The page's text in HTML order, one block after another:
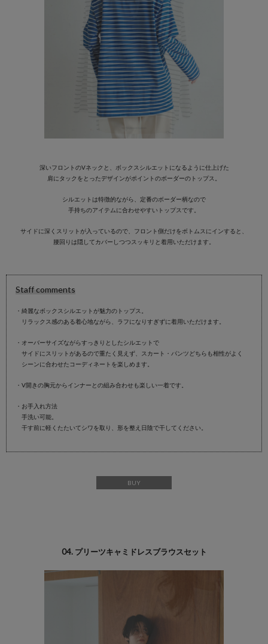
深いフロントのVネックと、ボックスシルエットになるように仕上げた
肩にタックをとったデザインがポイントのボーダーのトップス。
シルエットは特徴的ながら、定番のボーダー柄なので
手持ちのアイテムに合わせやすいトップスです。
サイドに深くスリットが入っているので、フロント側だけをボトムスにインすると、
腰回りは隠してカバーしつつスッキリと着用いただけます。
Staff comments
・綺麗なボックスシルエットが魅力のトップス。
リラックス感のある着心地ながら、ラフになりすぎずに着用いただけます。
・オーバーサイズながらすっきりとしたシルエットで
サイドにスリットがあるので重たく見えず、スカート・パンツどちらも相性がよく
シーンに合わせたコーディネートを楽しめます。
・V開きの胸元からインナーとの組み合わせも楽しい一着です。
・お手入れ方法
手洗い可能。
干す前に軽くたたいてシワを取り、形を整え日陰で干してください。
BUY
04. プリーツキャミドレスブラウスセット